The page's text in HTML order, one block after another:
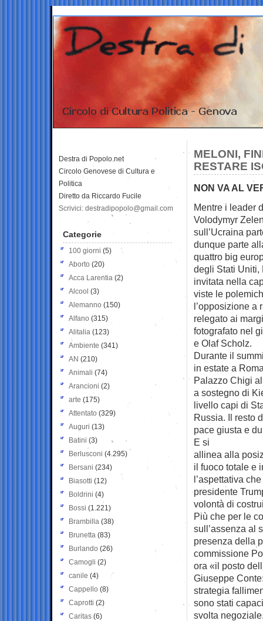
MELONI,
RESTARE
NON VA AL
Mentre i leader
Volodymyr
sull’Ucraina
dunque parte
quattro big
degli Stati Uniti,
invitata nella
viste le
l’opposizione a
relegato ai
fotografato nel
e Olaf Scholz.
Durante il
in estate a
Palazzo Chigi
a sostegno di
livello capi di
Russia. Il resto
pace giusta e
E si
allinea alla
il fuoco totale e
l’aspettativa
presidente
volontà di
Più che per le
sull’assenza al
presenza della
commissione
ora «il posto
Giuseppe
strategia
sono stati
svolta
Destra di Popolo.net
Circolo Genovese di Cultura e
Politica
Diretto da Riccardo Fucile
Scrivici: destradipopolo@gmail.com
Categorie
100 giorni (5)
Aborto (20)
Acca Larentia (2)
Alcool (3)
Alemanno (150)
Alfano (315)
Alitalia (123)
Ambiente (341)
AN (210)
Animali (74)
Arancioni (2)
arte (175)
Attentato (329)
Auguri (13)
Batini (3)
Berlusconi (4.295)
Bersani (234)
Biasotti (12)
Boldrini (4)
Bossi (1.221)
Brambilla (38)
Brunetta (83)
Burlando (26)
Camogli (2)
canile (4)
Cappello (8)
Caprotti (2)
Caritas (6)